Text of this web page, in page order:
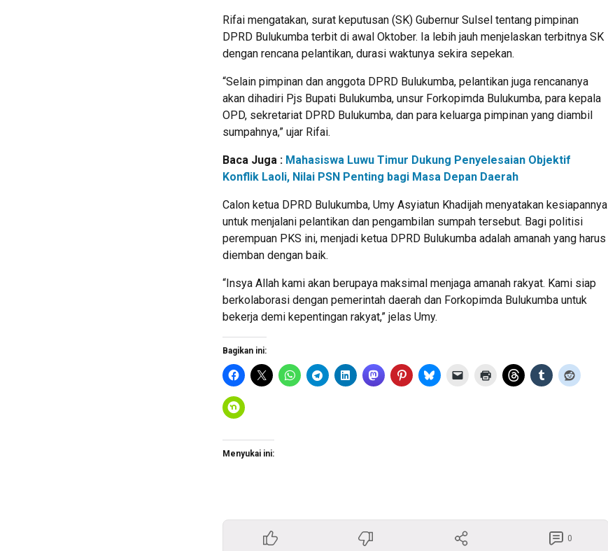
Rifai mengatakan, surat keputusan (SK) Gubernur Sulsel tentang pimpinan
DPRD Bulukumba terbit di awal Oktober. Ia lebih jauh menjelaskan terbitnya SK
dengan rencana pelantikan, durasi waktunya sekira sepekan.
“Selain pimpinan dan anggota DPRD Bulukumba, pelantikan juga rencananya
akan dihadiri Pjs Bupati Bulukumba, unsur Forkopimda Bulukumba, para kepala
OPD, sekretariat DPRD Bulukumba, dan para keluarga pimpinan yang diambil
sumpahnya,” ujar Rifai.
Baca Juga : Mahasiswa Luwu Timur Dukung Penyelesaian Objektif
Konflik Laoli, Nilai PSN Penting bagi Masa Depan Daerah
Calon ketua DPRD Bulukumba, Umy Asyiatun Khadijah menyatakan kesiapannya
untuk menjalani pelantikan dan pengambilan sumpah tersebut. Bagi politisi
perempuan PKS ini, menjadi ketua DPRD Bulukumba adalah amanah yang harus
diemban dengan baik.
“Insya Allah kami akan berupaya maksimal menjaga amanah rakyat. Kami siap
berkolaborasi dengan pemerintah daerah dan Forkopimda Bulukumba untuk
bekerja demi kepentingan rakyat,” jelas Umy.
Bagikan ini:
Menyukai ini:
0